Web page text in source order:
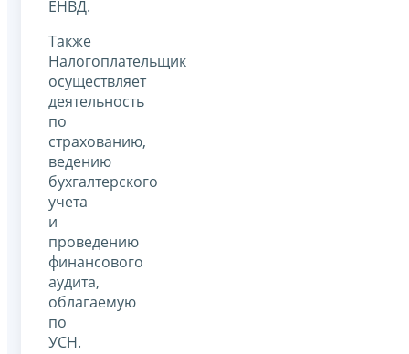
ЕНВД.
Также
Налогоплательщик
осуществляет
деятельность
по
страхованию,
ведению
бухгалтерского
учета
и
проведению
финансового
аудита,
облагаемую
по
УСН.